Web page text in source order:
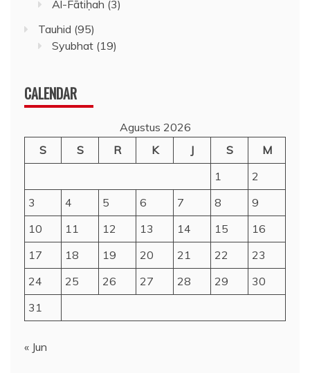
Al-Fātiḥah (3)
Tauhid (95)
Syubhat (19)
CALENDAR
Agustus 2026
S
S R K J S
M
1
2
3
4 5 6 7 8
9
10
11 12 13 14 15
16
17
18 19 20 21 22
23
24
25 26 27 28 29
30
31
« Jun